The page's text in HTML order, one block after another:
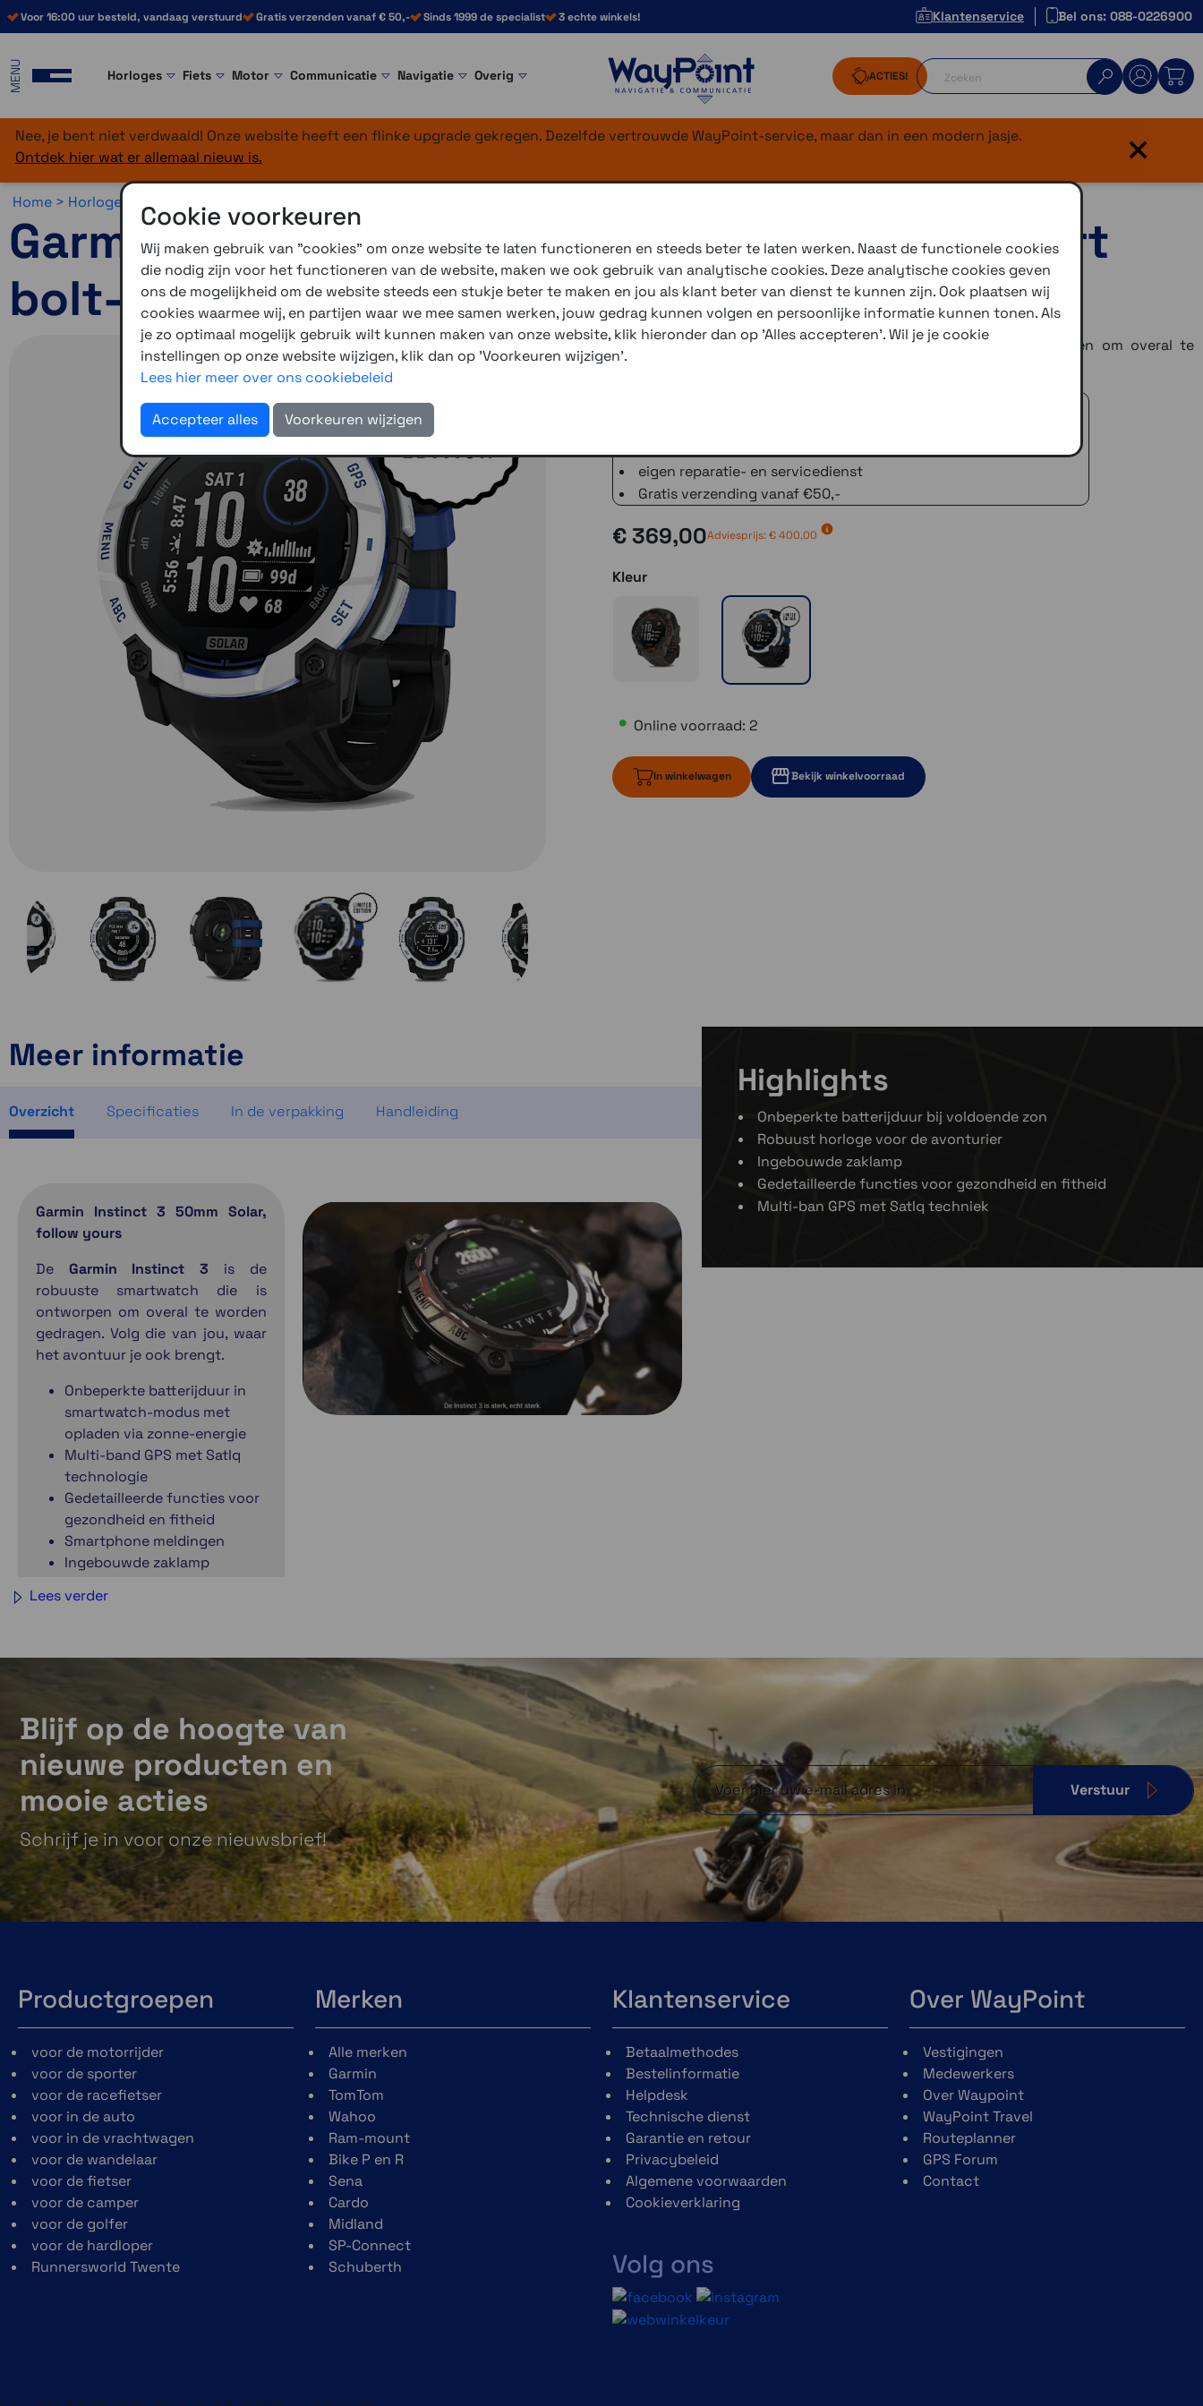
Voor 16:00 uur besteld, vandaag verstuurd Gratis verzenden vanaf € 50,- Sinds 1999 de specialist 3 echte winkels! Klantenservice Bel ons: 088-0226900
MENU Horloges Fiets Motor Communicatie Navigatie Overig ACTIES!
Nee, je bent niet verdwaald! Onze website heeft een flinke upgrade gekregen. Dezelfde vertrouwde WayPoint-service, maar dan in een modern jasje.
Ontdek hier wat er allemaal nieuw is.
×
Home > Horloges >
Garmin Instinct 3 50mm Solar whitestone zwart
bolt-blue
De Garmin Instinct 3 is de robuuste smartwatch die is ontworpen om overal te
worden gedragen. Volg die van jou, waar het avontuur je ook brengt.
eigen reparatie- en servicedienst
Gratis verzending vanaf €50,-
€ 369,00Adviesprijs: € 400,00
Kleur
Online voorraad: 2
In winkelwagen Bekijk winkelvoorraad
Meer informatie
Overzicht Specificaties In de verpakking Handleiding
Garmin Instinct 3 50mm Solar,
follow yours
De Garmin Instinct 3 is de
robuuste smartwatch die is
ontworpen om overal te worden
gedragen. Volg die van jou, waar
het avontuur je ook brengt.
Onbeperkte batterijduur in
smartwatch-modus met
opladen via zonne-energie
Multi-band GPS met SatIq
technologie
Gedetailleerde functies voor
gezondheid en fitheid
Smartphone meldingen
Ingebouwde zaklamp
Opladen met zonne-
energie
Onbeperkte
batterijlevensduur in
de smartwatch-modus
met opladen via
zonne-energie.
itensitieit van de zon.
Robuust design
ontdekkingstocht met
een robuust ontwerp,
waaroner een 1,1 inch
scherm, 50 mm
metalen versterkte
rand en een
krasbestendig scherm.
Ingebouwde zaklamp
De ingebouwde
zaklamp, met variabele
intensiteit en
afwisselend rood licht
helpt je zien en gezien
te worden.
Lees verder
Highlights
Onbeperkte batterijduur bij voldoende zon
Robuust horloge voor de avonturier
Ingebouwde zaklamp
Gedetailleerde functies voor gezondheid en fitheid
Multi-ban GPS met SatIq techniek
Blijf op de hoogte van
nieuwe producten en
mooie acties
Schrijf je in voor onze nieuwsbrief!
Verstuur
Productgroepen
voor de motorrijder
voor de sporter
voor de racefietser
voor in de auto
voor in de vrachtwagen
voor de wandelaar
voor de fietser
voor de camper
voor de golfer
voor de hardloper
Runnersworld Twente
Merken
Alle merken
Garmin
TomTom
Wahoo
Ram-mount
Bike P en R
Sena
Cardo
Midland
SP-Connect
Schuberth
Klantenservice
Betaalmethodes
Bestelinformatie
Helpdesk
Technische dienst
Garantie en retour
Privacybeleid
Algemene voorwaarden
Cookieverklaring
Volg ons
Over WayPoint
Vestigingen
Medewerkers
Over Waypoint
WayPoint Travel
Routeplanner
GPS Forum
Contact
Cookie voorkeuren
Wij maken gebruik van "cookies" om onze website te laten functioneren en steeds beter te laten werken. Naast de functionele cookies
die nodig zijn voor het functioneren van de website, maken we ook gebruik van analytische cookies. Deze analytische cookies geven
ons de mogelijkheid om de website steeds een stukje beter te maken en jou als klant beter van dienst te kunnen zijn. Ook plaatsen wij
cookies waarmee wij, en partijen waar we mee samen werken, jouw gedrag kunnen volgen en persoonlijke informatie kunnen tonen. Als
je zo optimaal mogelijk gebruik wilt kunnen maken van onze website, klik hieronder dan op 'Alles accepteren'. Wil je je cookie
instellingen op onze website wijzigen, klik dan op 'Voorkeuren wijzigen'.
Lees hier meer over ons cookiebeleid
Accepteer alles Voorkeuren wijzigen